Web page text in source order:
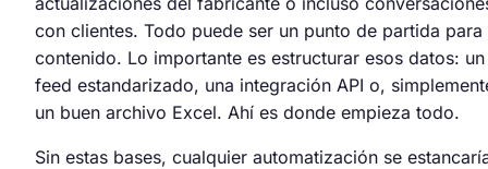
con clientes. Todo puede ser un punto de partida para
contenido. Lo importante es estructurar esos datos: un
feed estandarizado, una integración API o,
un buen archivo Excel. Ahí es donde empieza todo.
Sin estas bases, cualquier automatización se